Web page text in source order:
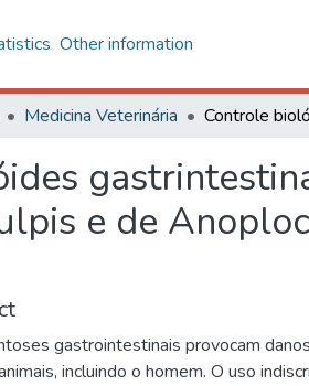
Other information
Medicina Veterinária
e de
gastrointestinais provocam
incluindo o homem. O uso